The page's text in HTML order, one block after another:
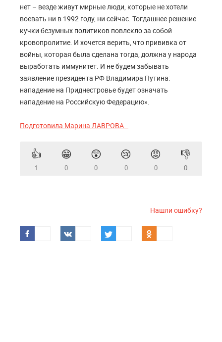
нет – везде живут мирные люди, которые не хотели
воевать ни в 1992 году, ни сейчас. Тогдашнее решение
кучки безумных политиков повлекло за собой
кровопролитие. И хочется верить, что прививка от
войны, которая была сделана тогда, должна у народа
выработать иммунитет. И не будем забывать
заявление президента РФ Владимира Путина:
нападение на Приднестровье будет означать
нападение на Российскую Федерацию».
Подготовила Марина ЛАВРОВА
👍
1
😁
0
😲
0
😢
0
😡
0
👎
0
Нашли ошибку?